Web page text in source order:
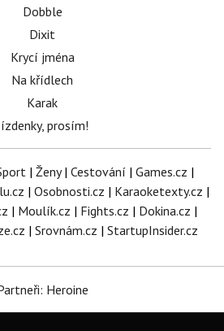
Dobble
Dixit
Krycí jména
Na křídlech
Karak
prosím!
| Ženy| Cestování | Games.cz |
| Osobnosti.cz | Karaoketexty.cz |
| Moulík.cz | Fights.cz | Dokina.cz |
| Srovnám.cz | StartupInsider.cz
Heroine